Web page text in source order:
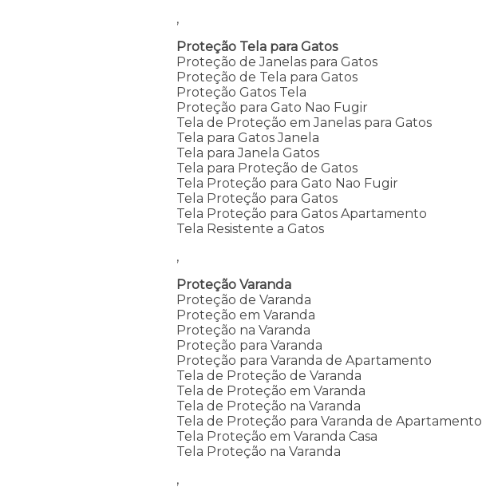
,
Proteção Tela para Gatos
Proteção de Janelas para Gatos
Proteção de Tela para Gatos
Proteção Gatos Tela
Proteção para Gato Nao Fugir
Tela de Proteção em Janelas para Gatos
Tela para Gatos Janela
Tela para Janela Gatos
Tela para Proteção de Gatos
Tela Proteção para Gato Nao Fugir
Tela Proteção para Gatos
Tela Proteção para Gatos Apartamento
Tela Resistente a Gatos
,
Proteção Varanda
Proteção de Varanda
Proteção em Varanda
Proteção na Varanda
Proteção para Varanda
Proteção para Varanda de Apartamento
Tela de Proteção de Varanda
Tela de Proteção em Varanda
Tela de Proteção na Varanda
Tela de Proteção para Varanda de Apartamento
Tela Proteção em Varanda Casa
Tela Proteção na Varanda
,